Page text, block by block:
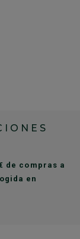
de compras a
en